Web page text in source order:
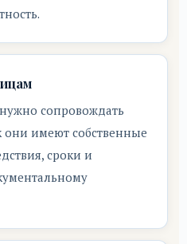
сопровождать
они имеют собственные
сроки и